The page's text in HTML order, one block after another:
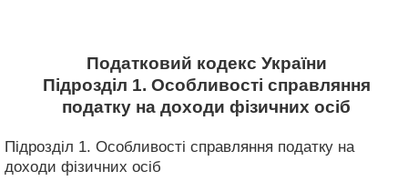
Податковий кодекс України
Підрозділ 1. Особливості справляння
податку на доходи фізичних осіб
Підрозділ 1. Особливості справляння податку на
доходи фізичних осіб